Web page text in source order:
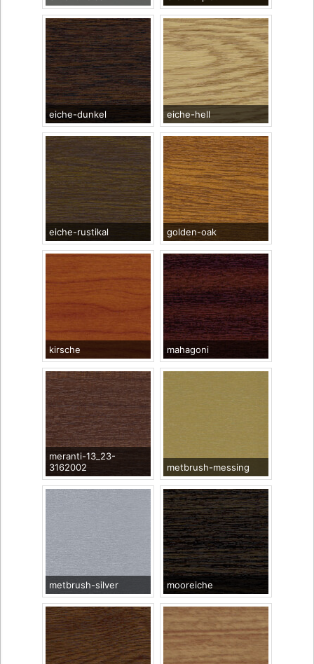
eiche-dunkel eiche-hell
eiche-rustikal golden-oak
kirsche mahagoni
meranti-13_23-
3162002
metbrush-messing
metbrush-silver mooreiche